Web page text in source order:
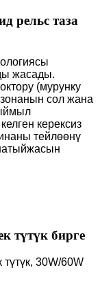
рельс таза
жасады.
(мурунку
сол жана
керексиз
тейлөөнү
түтүк бирге
30W/60W